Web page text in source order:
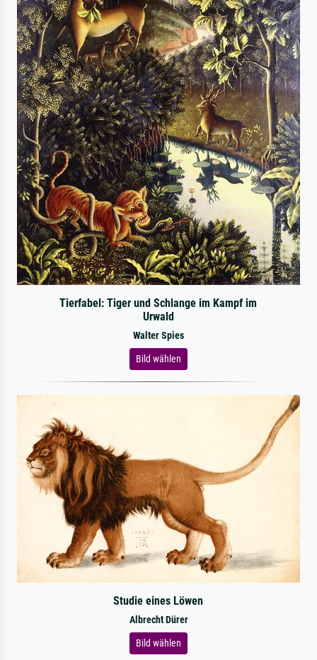
Tierfabel: Tiger und Schlange im Kampf im
Urwald
Walter Spies
Bild wählen
Studie eines Löwen
Albrecht Dürer
Bild wählen